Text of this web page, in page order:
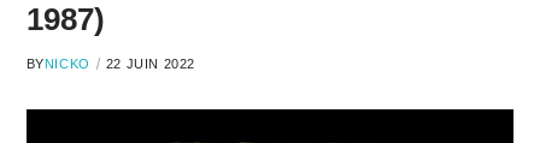
1987)
BYNICKO 22 JUIN 2022